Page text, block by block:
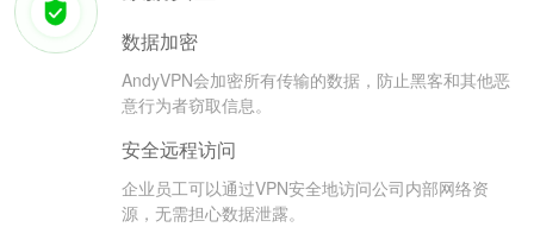
数据加密
AndyVPN会加密所有传输的数据，防止黑客和其他恶
意行为者窃取信息。
安全远程访问
企业员工可以通过VPN安全地访问公司内部网络资
源，无需担心数据泄露。